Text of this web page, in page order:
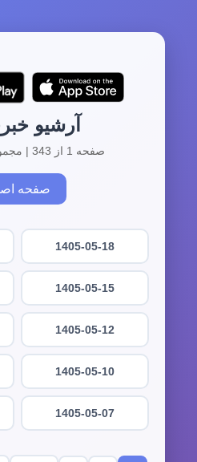
آرشیو
صفحه 1 از 343 | مجموع 3426 آرشیو
صفحه
1405-05-18
1405-05-15
1405-05-12
1405-05-10
1405-05-07